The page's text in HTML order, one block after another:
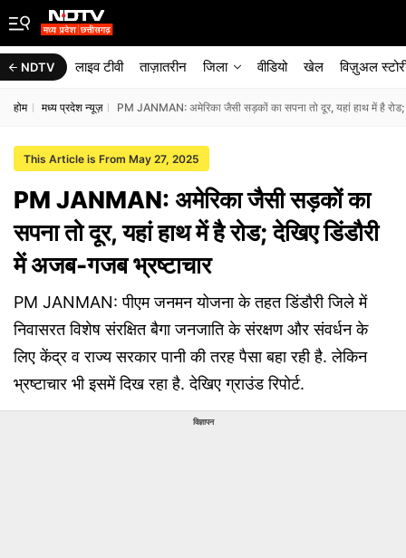
NDTV लाइव टीवी ताज़ातरीन जिला वीडियो खेल विज़ुअल
होम मध्य प्रदेश न्यूज़ PM JANMAN: अमेरिका जैसी सड़कों का सपना तो दूर, यहां हाथ में है रोड;
This Article is From May 27, 2025
PM JANMAN: अमेरिका जैसी सड़कों का
सपना तो दूर, यहां हाथ में है रोड; देखिए डिंडौरी
में अजब-गजब भ्रष्टाचार
PM JANMAN: पीएम जनमन योजना के तहत डिंडौरी जिले में
निवासरत विशेष संरक्षित बैगा जनजाति के संरक्षण और संवर्धन के
लिए केंद्र व राज्य सरकार पानी की तरह पैसा बहा रही है. लेकिन
भ्रष्टाचार भी इसमें दिख रहा है. देखिए ग्राउंड रिपोर्ट.
विज्ञापन